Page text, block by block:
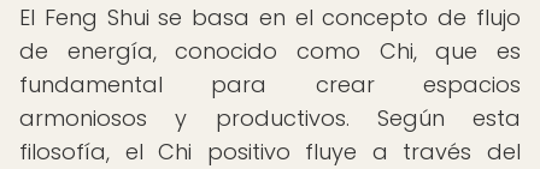
El Feng Shui se basa en el concepto de flujo
de energía, conocido como Chi, que es
fundamental para crear espacios
armoniosos y productivos. Según esta
filosofía, el Chi positivo fluye a través del